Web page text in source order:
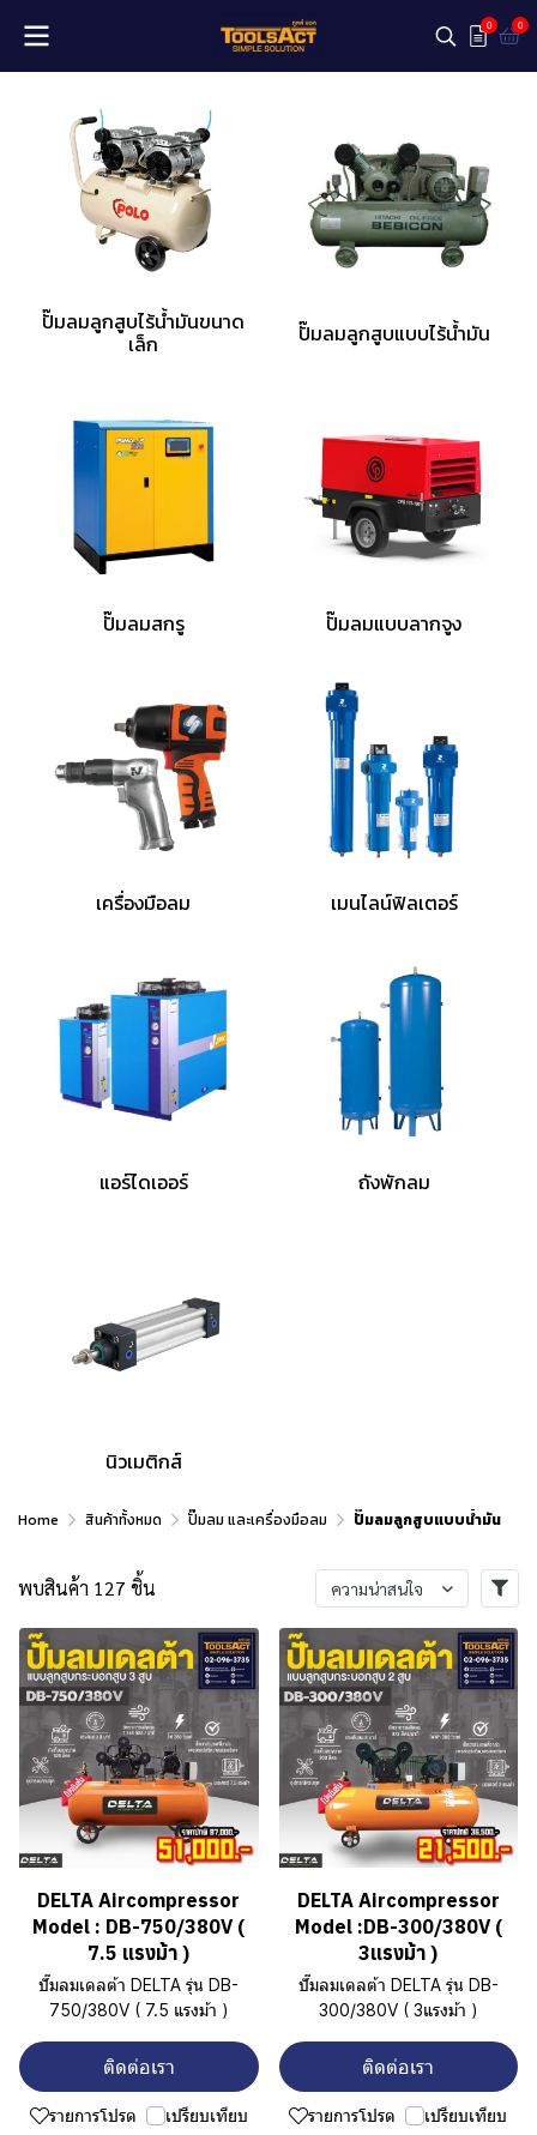
0 0
ปั๊มลมลูกสูบไร้น้ำมันขนาด
เล็ก ปั๊มลมลูกสูบแบบไร้น้ำมัน
ปั๊มลมสกรู ปั๊มลมแบบลากจูง
เครื่องมือลม เมนไลน์ฟิลเตอร์
แอร์ไดเออร์ ถังพักลม
นิวเมติกส์
Home สินค้าทั้งหมด ปั๊มลม และเครื่องมือลม ปั๊มลมลูกสูบแบบน้ำมัน
พบสินค้า 127 ชิ้น ความน่าสนใจ
DELTA Aircompressor
Model : DB-750/380V (
7.5 แรงม้า )
ปั๊มลมเดลต้า DELTA รุ่น DB-
750/380V ( 7.5 แรงม้า )
ติดต่อเรา
รายการโปรด เปรียบเทียบ
DELTA Aircompressor
Model :DB-300/380V (
3แรงม้า )
ปั๊มลมเดลต้า DELTA รุ่น DB-
300/380V ( 3แรงม้า )
ติดต่อเรา
รายการโปรด เปรียบเทียบ